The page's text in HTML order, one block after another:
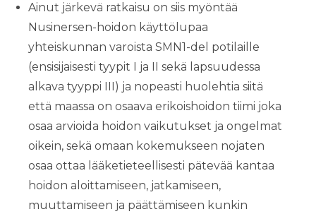
Ainut järkevä ratkaisu on siis myöntää
Nusinersen-hoidon käyttölupaa
yhteiskunnan varoista SMN1-del potilaille
(ensisijaisesti tyypit I ja II sekä lapsuudessa
alkava tyyppi III) ja nopeasti huolehtia siitä
että maassa on osaava erikoishoidon tiimi joka
osaa arvioida hoidon vaikutukset ja ongelmat
oikein, sekä omaan kokemukseen nojaten
osaa ottaa lääketieteellisesti pätevää kantaa
hoidon aloittamiseen, jatkamiseen,
muuttamiseen ja päättämiseen kunkin